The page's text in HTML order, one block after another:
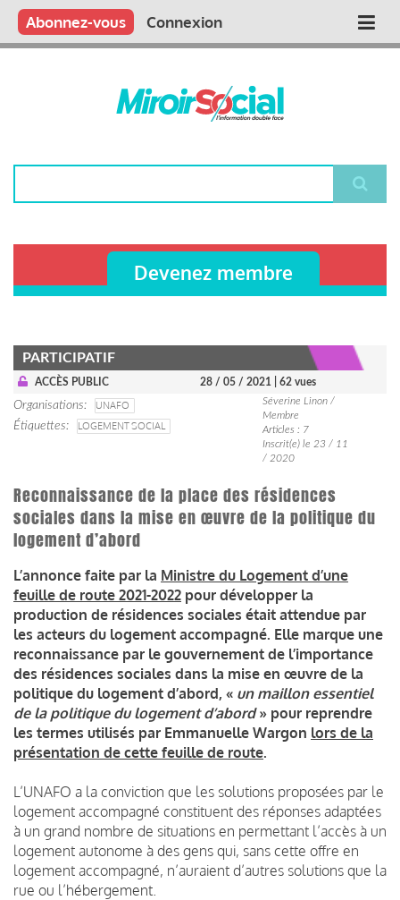
Aller
contenu
Main
Qui sommes nous ?
Vous publiez
Nous publions
Contactez-nous
Abonnez-vous Connexion
Devenez membre
PARTICIPATIF
ACCÈS PUBLIC 28 / 05 / 2021 | 62 vues
Organisations
UNAFO
Étiquettes
LOGEMENT SOCIAL
Séverine Linon /
Membre
Articles : 7
Inscrit(e) le 23 / 11
/ 2020
Reconnaissance de la place des résidences
sociales dans la mise en œuvre de la politique du
logement d’abord
L’annonce faite par la Ministre du Logement d’une
feuille de route 2021-2022 pour développer la
production de résidences sociales était attendue par
les acteurs du logement accompagné. Elle marque une
reconnaissance par le gouvernement de l’importance
des résidences sociales dans la mise en œuvre de la
politique du logement d’abord, « un maillon essentiel
de la politique du logement d’abord» pour reprendre
les termes utilisés par Emmanuelle Wargon lors de la
présentation de cette feuille de route.
L’UNAFO a la conviction que les solutions proposées par le
logement accompagné constituent des réponses adaptées
à un grand nombre de situations en permettant l’accès à un
logement autonome à des gens qui, sans cette offre en
logement accompagné, n’auraient d’autres solutions que la
rue ou l’hébergement.